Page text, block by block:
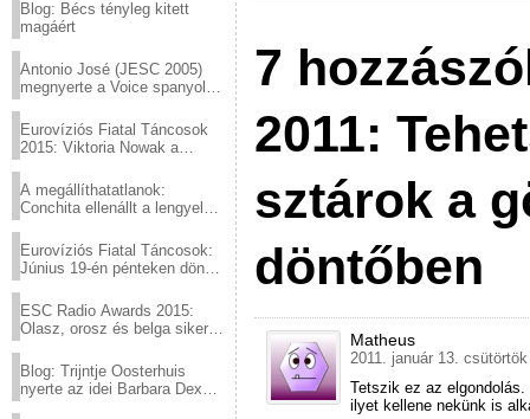
Blog: Bécs tényleg kitett
magáért
Antonio José (JESC 2005)
megnyerte a Voice spanyol
Eurovíziós Fiatal Táncosok
2015: Viktoria Nowak a
A megállíthatatlanok:
Conchita ellenállt a lengyel
Eurovíziós Fiatal Táncosok:
Június 19-én pénteken döntő
ESC Radio Awards 2015:
Olasz, orosz és belga siker,
Blog: Trijntje Oosterhuis
nyerte az idei Barbara Dex
7
2011:
sztárok a
döntőben
Matheus
2011. január 13.
Tetszik ez az elgondolás.
ilyet kellene nekünk is